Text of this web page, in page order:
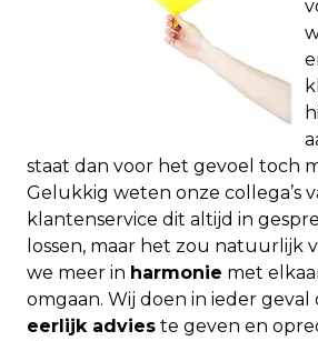
staat dan voor het gevoel toch
Gelukkig weten onze collega’s
klantenservice dit altijd in
lossen, maar het zou natuurlijk
we meer in harmonie met
omgaan. Wij doen in ieder geval
eerlijk advies te geven en